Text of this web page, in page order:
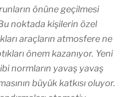
önüne geçilmesi
noktada kişilerin özel
araçların atmosfere ne
önem kazanıyor. Yeni
normların yavaş yavaş
büyük katkısı oluyor.